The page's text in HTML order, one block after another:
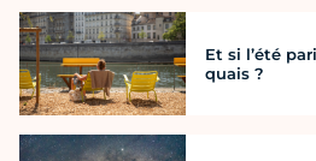
Et si l’été
quais ?